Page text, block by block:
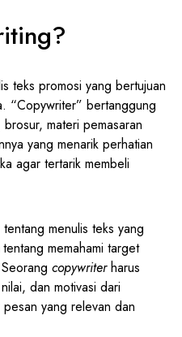
teks promosi yang bertujuan
“Copywriter” bertanggung
materi pemasaran
yang menarik perhatian
agar tertarik membeli
menulis teks yang
memahami target
copywriterharus
dan motivasi dari
yang relevan dan